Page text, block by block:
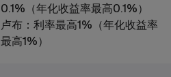
0.1%（年化收益率最高0.1%）
卢布：利率最高1%（年化收益率
最高1%）